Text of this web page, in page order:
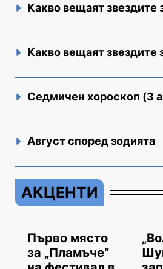
Какво вещаят звездите
Какво вещаят звездите
Седмичен хороскоп (3
Август според зодията
АКЦЕНТИ
Първо място
за „Пламъче“